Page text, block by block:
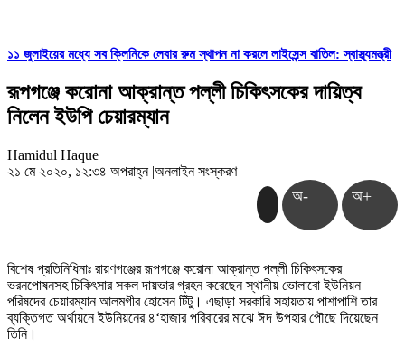
১১ জুলাইয়ের মধ্যে সব ক্লিনিকে লেবার রুম স্থাপন না করলে লাইসেন্স বাতিল: স্বাস্থ্যমন্ত্রী
রূপগঞ্জে করোনা আক্রান্ত পল্লী চিকিৎসকের দায়িত্ব
নিলেন ইউপি চেয়ারম্যান
Hamidul Haque
২১ মে ২০২০, ১২:৩৪ অপরাহ্ন |অনলাইন সংস্করণ
অ- অ+
বিশেষ প্রতিনিধিনাঃ রায়ণগঞ্জের রূপগঞ্জে করোনা আক্রান্ত পল্লী চিকিৎসকের
ভরনপোষনসহ চিকিৎসার সকল দায়ভার গ্রহন করেছেন স্থানীয় ভোলাবো ইউনিয়ন
পরিষদের চেয়ারম্যান আলমগীর হোসেন টিটু। এছাড়া সরকারি সহায়তায় পাশাপাশি তার
ব্যক্তিগত অর্থায়নে ইউনিয়নের ৪‘হাজার পরিবারের মাঝে ঈদ উপহার পৌছে দিয়েছেন
তিনি।